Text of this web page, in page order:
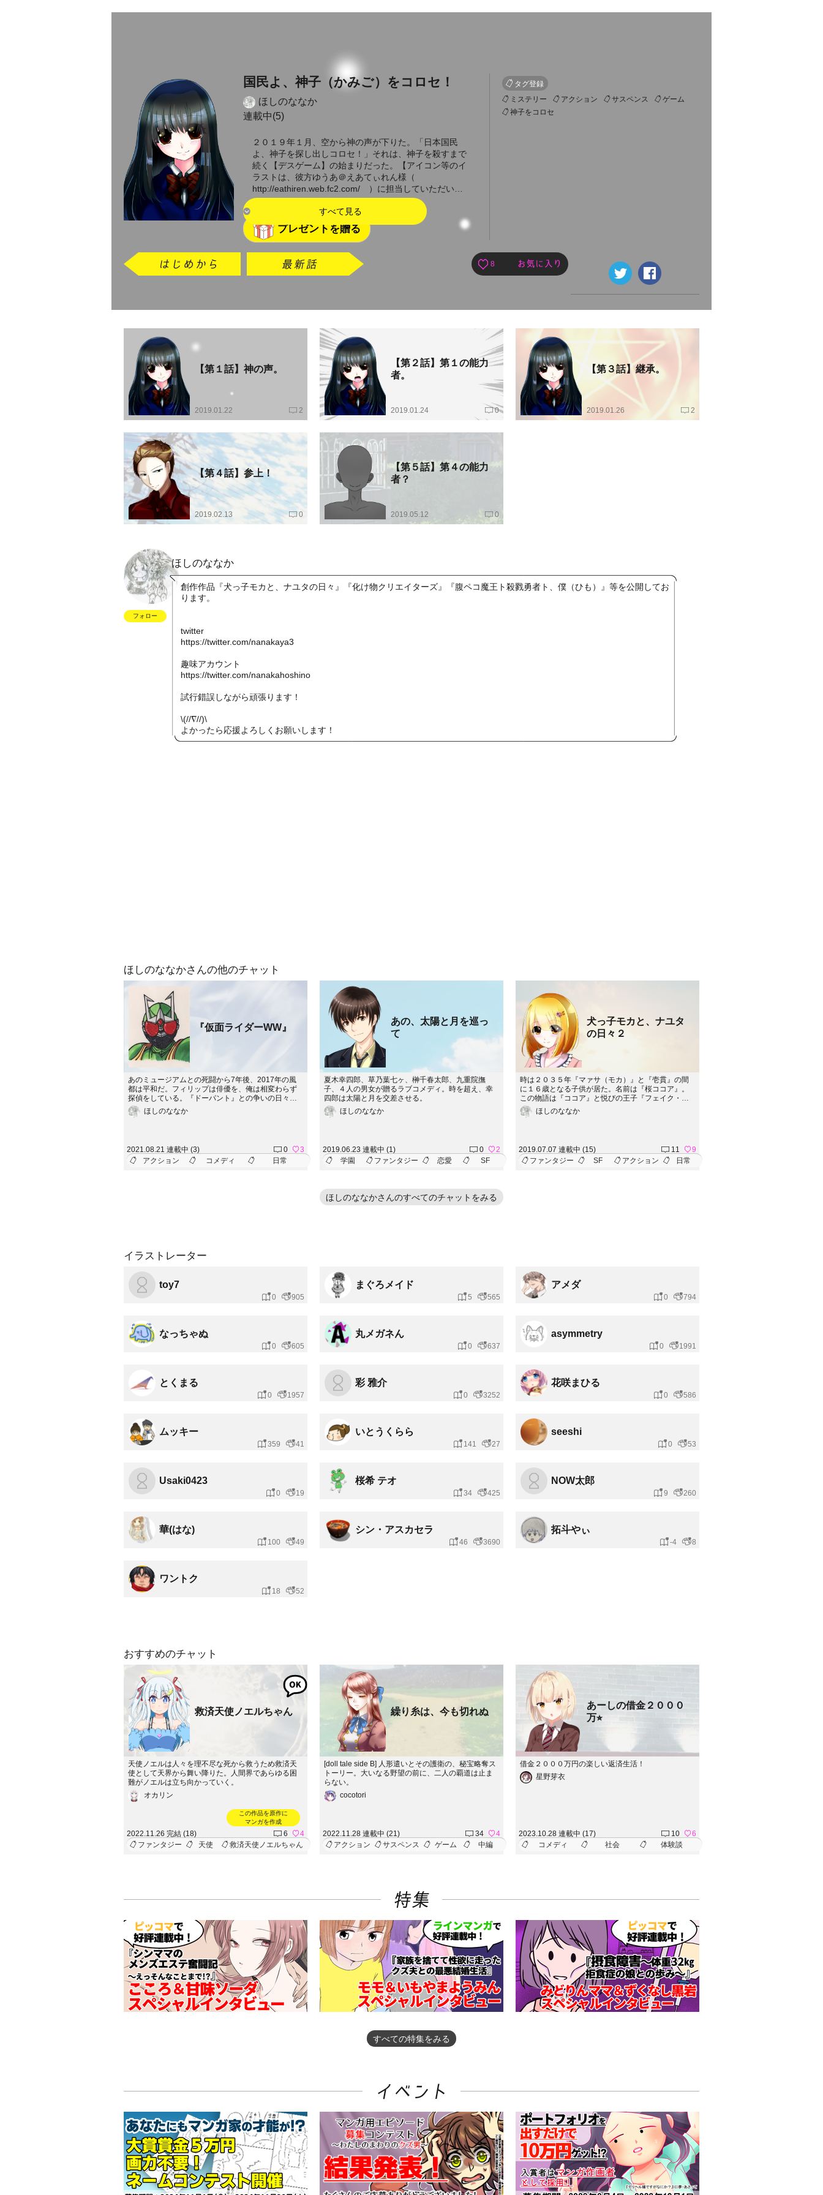
国民よ、神子（かみご）をコロセ！
ほしのななか
連載中(5)
２０１９年１月、空から神の声が下りた。「日本国民
よ、神子を探し出しコロセ！」それは、神子を殺すまで
続く【デスゲーム】の始まりだった。【アイコン等のイ
ラストは、彼方ゆうあ＠えあてぃれん様（
http://eathiren.web.fc2.com/ ）に担当していただい…
すべて見る
プレゼントを贈る
タグ登録
ミステリー
アクション サスペンス
ゲーム
神子をコロセ
8
【第１話】神の声。
2019.01.22 2
【第２話】第１の能力
者。
2019.01.24 0
【第３話】継承。
2019.01.26 2
【第４話】参上！
2019.02.13 0
【第５話】第４の能力
者？
2019.05.12 0
フォロー
ほしのななか
創作作品『犬っ子モカと、ナユタの日々』『化け物クリエイターズ』『腹ペコ魔王ト殺戮勇者ト、僕（ひも）』等を公開してお
ります。
twitter
https://twitter.com/nanakaya3
趣味アカウント
https://twitter.com/nanakahoshino
試行錯誤しながら頑張ります！
\(//∇//)\
よかったら応援よろしくお願いします！
ほしのななかさんの他のチャット
『仮面ライダーWW』
あのミュージアムとの死闘から7年後、2017年の風
都は平和だ。フィリップは俳優を、俺は相変わらず
探偵をしている。『ドーパント』との争いの日々
は、……もう、過去のモノだと思っていた。
ほしのななか
2021.08.21 連載中 (3) 0
3
アクション
コメディ 日常
あの、太陽と月を巡っ
て
夏木幸四郎、草乃葉七ヶ、榊千春太郎、九重院撫
子、４人の男女が贈るラブコメディ。時を超え、幸
四郎は太陽と月を交差させる。
ほしのななか
2019.06.23 連載中 (1) 0
2
学園
ファンタジー 恋愛 SF
犬っ子モカと、ナユタ
の日々２
時は２０３５年『マァサ（モカ）』と『壱貫』の間
に１６歳となる子供が居た。名前は『桜ココア』。
この物語は『ココア』と悦びの王子『フェイク・ロ
ージディア』、悲しみの王子『アリオス・ロージデ
ィア』が織りなす物語。新たなる敵『ガイア獣』へ
（ http://eathiren.web.fc2.com/ ）に担当していた
だいております】
ほしのななか
2019.07.07 連載中 (15) 11
9
ファンタジー
SF アクション 日常
ほしのななかさんのすべてのチャットをみる
イラストレーター
toy7
0 905
まぐろメイド
5 565
アメダ
0 794
なっちゃぬ
0 605
丸メガネん
0 637
asymmetry
0 1991
とくまる
0 1957
彩 雅介
0 3252
花咲まひる
0 586
ムッキー
359 41
いとうくらら
141 27
seeshi
0 53
Usaki0423
0 19
桜希 テオ
34 425
NOW太郎
9 260
華(はな)
100 49
シン・アスカセラ
46 3690
拓斗やぃ
-4 8
ワントク
18 52
おすすめのチャット
救済天使ノエルちゃん
天使ノエルは人々を理不尽な死から救うため救済天
使として天界から舞い降りた。人間界であらゆる困
難がノエルは立ち向かっていく。
オカリン
この作品を原作に
マンガを作成
2022.11.26 完結 (18) 6
4
ファンタジー
天使 救済天使ノエルちゃん
繰り糸は、今も切れぬ
[doll tale side B] 人形遣いとその護衛の、秘宝略奪ス
トーリー。大いなる野望の前に、二人の覇道は止ま
らない。
cocotori
2022.11.28 連載中 (21) 34
4
アクション
サスペンス ゲーム 中編
あーしの借金２０００
万⭐︎
借金２０００万円の楽しい返済生活！
星野芽衣
2023.10.28 連載中 (17) 10
6
コメディ
社会 体験談
すべての特集をみる